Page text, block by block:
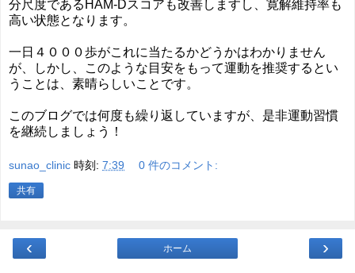
分尺度であるHAM-Dスコアも改善しますし、寛解維持率も
高い状態となります。
一日４０００歩がこれに当たるかどうかはわかりません
が、しかし、このような目安をもって運動を推奨するとい
うことは、素晴らしいことです。
このブログでは何度も繰り返していますが、是非運動習慣
を継続しましょう！
sunao_clinic 時刻: 7:39 0 件のコメント:
共有
‹ ›
ホーム